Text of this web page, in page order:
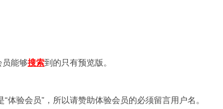
能够搜索到的只有预览版。
验会员”，所以请赞助体验会员的必须留言用户名。